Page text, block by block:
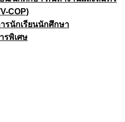
COP)
รนักเรียนนักศึกษา
รพิเศษ